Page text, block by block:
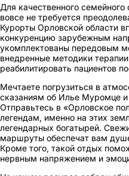
Для качественного
вовсе не требуется
Курорты Орловской области
конкуренцию зарубежным
укомплектованы передовым
внедренные методики
реабилитировать пациентов
Мечтаете погрузиться в
сказаниям об Илье Муромце и
Отправьтесь в «Орловское
легендам, именно на этих
легендарных богатырей.
маршруты обеспечат вам
Кроме того, такой отдых
нервным напряжением и